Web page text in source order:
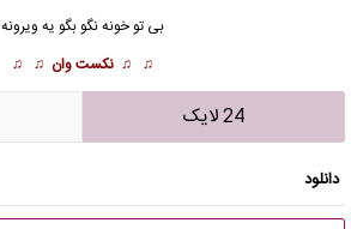
بی تو خونه نگو بگو یه ویرونه
♫ ♫ نکست وان ♫ ♫
24 لایک
دانلود